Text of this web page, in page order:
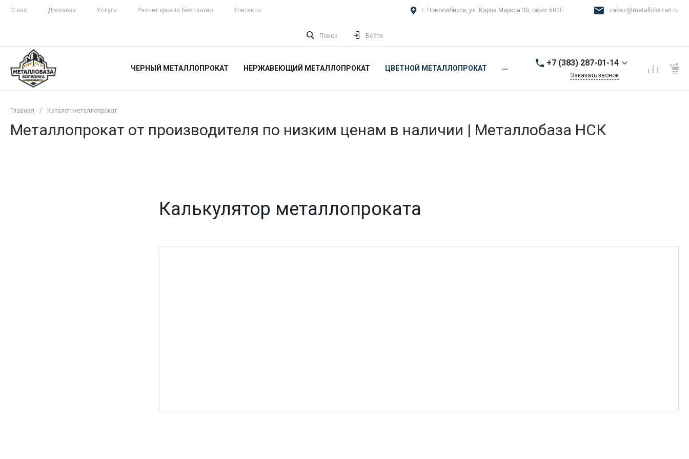
О нас Доставка Услуги Расчет кровли бесплатно Контакты г. Новосибирск, ул. Карла Маркса 30, офис 600Е zakaz@metallobazan.ru
Поиск Войти
ЧЕРНЫЙ МЕТАЛЛОПРОКАТ НЕРЖАВЕЮЩИЙ МЕТАЛЛОПРОКАТ ЦВЕТНОЙ МЕТАЛЛОПРОКАТ ... +7 (383) 287-01-14
9:00-18:00 пн-пт
Заказать звонок
Главная / Каталог металлопрокат
Металлопрокат от производителя по низким ценам в наличии | Металлобаза НСК
Калькулятор металлопроката